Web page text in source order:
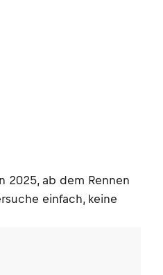
2025, ab dem Rennen
einfach, keine